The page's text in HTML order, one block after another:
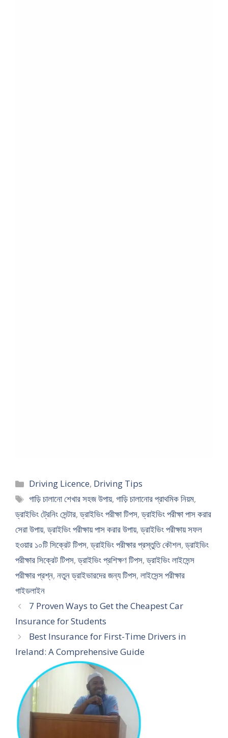
Categories
Driving Licence, Driving Tips
Tags
গাড়ি চালানো শেখার সহজ উপায়,গাড়ি চালানোর প্রাথমিক নিয়ম,
ড্রাইভিং ট্রেনিং সেন্টার,ড্রাইভিং পরীক্ষা টিপস,ড্রাইভিং পরীক্ষা পাস করার
সেরা উপায়,ড্রাইভিং পরীক্ষায় পাস করার উপায়,ড্রাইভিং পরীক্ষায় সফল
হওয়ার ১০টি সিক্রেট টিপস,ড্রাইভিং পরীক্ষার প্রস্তুতি কৌশল,ড্রাইভিং
পরীক্ষার সিক্রেট টিপস,ড্রাইভিং প্রশিক্ষণ টিপস,ড্রাইভিং লাইসেন্স
পরীক্ষার প্রশ্ন, নতুন ড্রাইভারদের জন্য টিপস, লাইসেন্স পরীক্ষার
গাইডলাইন
7 Proven Ways to Get the Cheapest Car
Insurance for Students
Best Insurance for First-Time Drivers in
Ireland: A Comprehensive Guide